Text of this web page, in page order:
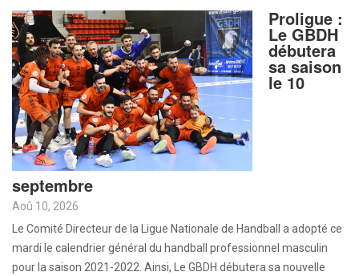
Proligue :
Le GBDH
débutera
sa saison
le 10
septembre
Aoû 10, 2026
Le Comité Directeur de la Ligue Nationale de Handball a adopté ce
mardi le calendrier général du handball professionnel masculin
pour la saison 2021-2022. Ainsi, Le GBDH débutera sa nouvelle